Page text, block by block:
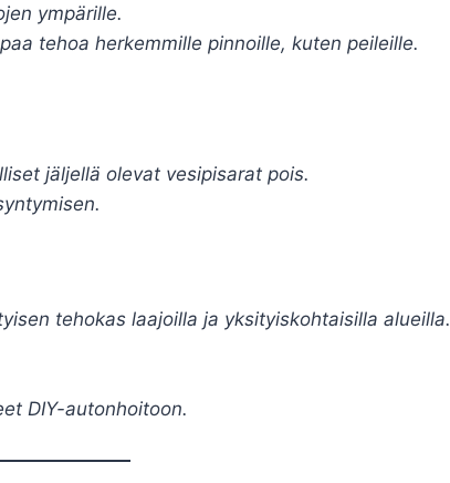
ympärille.
tehoa herkemmille pinnoille, kuten peileille.
jäljellä olevat vesipisarat pois.
tehokas laajoilla ja yksityiskohtaisilla alueilla.
DIY-autonhoitoon.